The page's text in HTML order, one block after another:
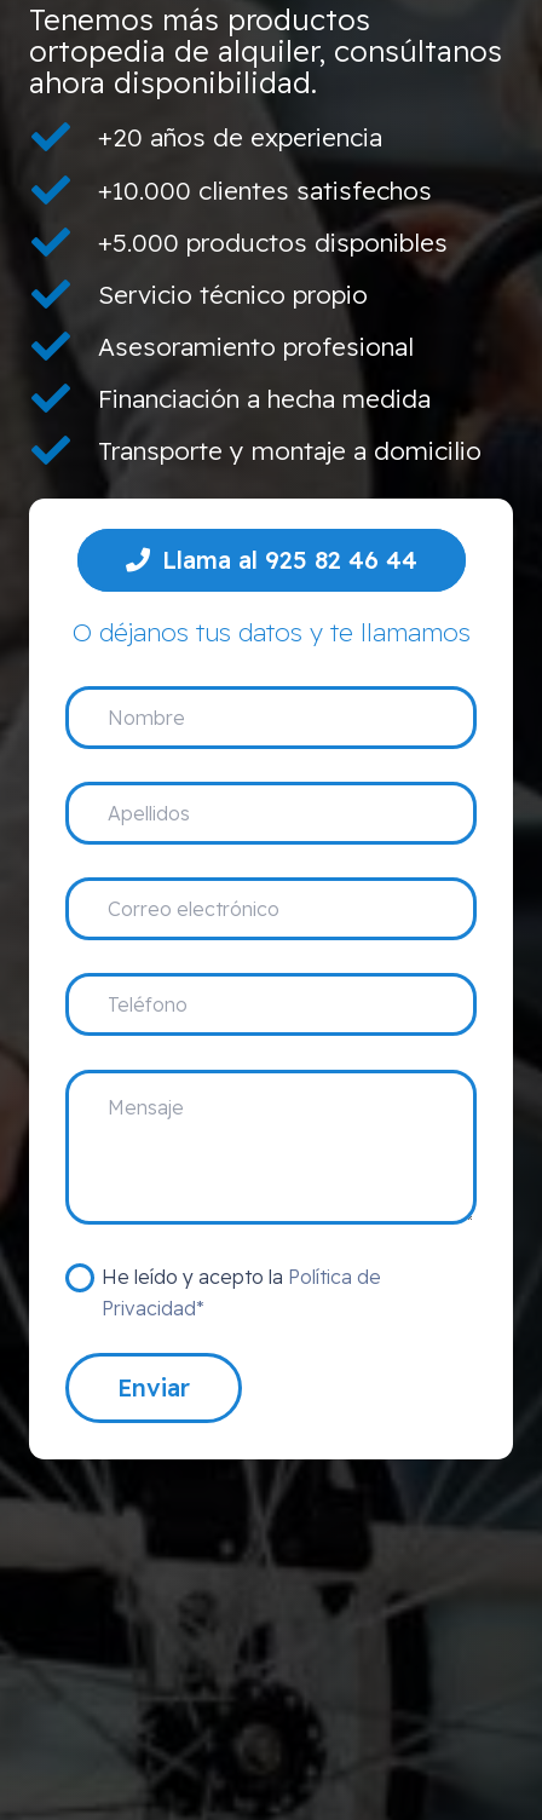
Tenemos más productos
ortopedia de alquiler, consúltanos
ahora disponibilidad.
+20 años de experiencia
+10.000 clientes satisfechos
+5.000 productos disponibles
Servicio técnico propio
Asesoramiento profesional
Financiación a hecha medida
Transporte y montaje a domicilio
Llama al 925 82 46 44
O déjanos tus datos y te llamamos
He leído y acepto la Política de
Privacidad*